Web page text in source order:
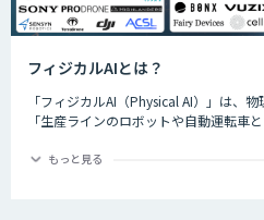
フィジカルAIとは？
「フィジカルAI（Physical AI）」は、
「生産ラインのロボットや自動運転車
術」です。
もっと見る